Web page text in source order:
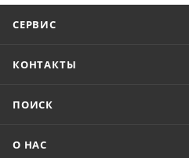
СЕРВИС
КОНТАКТЫ
ПОИСК
О НАС